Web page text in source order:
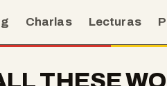
Charlas Lecturas
THESE